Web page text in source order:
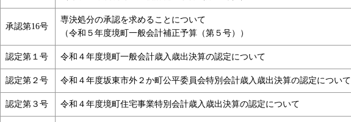
ド いいとこ！さかいまち PDFダウンロード
ス
承認第16号
専決処分の承認を求めることについて
（令和５年度境町一般会計補正予算（第５号））
認定第１号 令和４年度境町一般会計歳入歳出決算の認定について
認定第２号 令和４年度坂東市外２か町公平委員会特別会計歳入歳出決算の認定について
認定第３号 令和４年度境町住宅事業特別会計歳入歳出決算の認定について